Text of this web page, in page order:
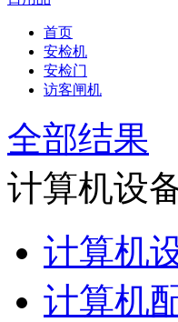
首页
安检机
安检门
访客闸机
全部结果
计算机设
计算机
计算机